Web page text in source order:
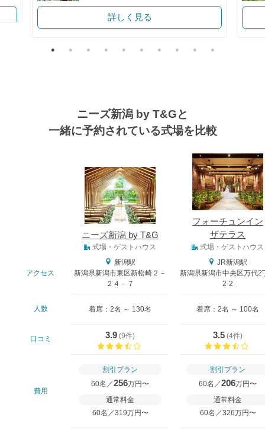
詳しく見る
ニーズ新潟 by T&Gと
一緒に予約されている式場を比較
ニーズ新潟 by T&G
フォーチュンイン
ザテラス
式場・ゲストハウス 式場・ゲストハウス
アクセス
新潟駅
新潟県新潟市東区新松崎２－
２４－７
JR新潟駅
新潟県新潟市中央区万代2
2-2
人数 着席：2名 ～ 130名 着席：2名 ～ 100名
口コミ 3.9 (9件)
3.5 (4件)
費用
割引プラン
60名／256万円〜
通常料金
60名／319万円〜
割引プラン
60名／206万円〜
通常料金
60名／326万円〜